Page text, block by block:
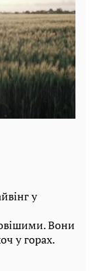
у
Вони
у горах.